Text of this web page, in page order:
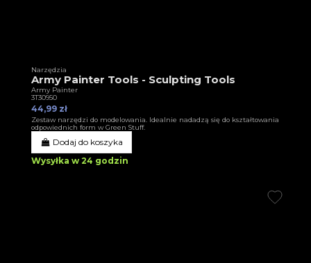
Narzędzia
Army Painter Tools - Sculpting Tools
Army Painter
3T30950
44,99 zł
Zestaw narzędzi do modelowania. Idealnie nadadzą się do kształtowania
odpowiednich form w Green Stuff.
Dodaj do koszyka
Wysyłka w 24 godzin